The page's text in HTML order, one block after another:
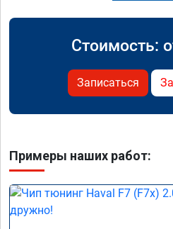
Стоимость:
Записаться
Примеры наших работ: